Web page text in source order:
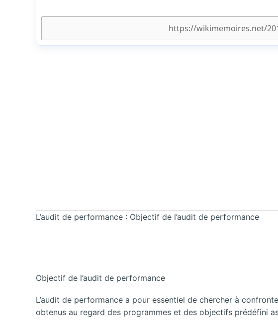
L’audit de performance : Objectif de l’audit de performance
Objectif de l’audit de performance
L’audit de performance a pour essentiel de chercher à
obtenus au regard des programmes et des objectifs prédéfini